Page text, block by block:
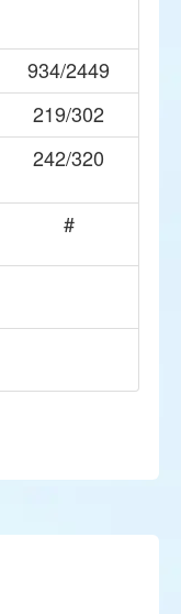
934/2449
219/302
242/320
#